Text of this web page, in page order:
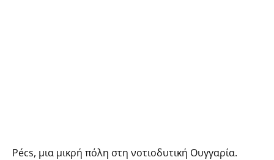
Pécs, μια μικρή πόλη στη νοτιοδυτική Ουγγαρία.